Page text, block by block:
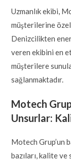
Uzmanlık ekibi,
müşterilerine özel
Denizcilikten
veren ekibini en
müşterilere
sağlanmaktadır.
Motech
Unsurlar:
Motech Grup’un
bazıları, kalite